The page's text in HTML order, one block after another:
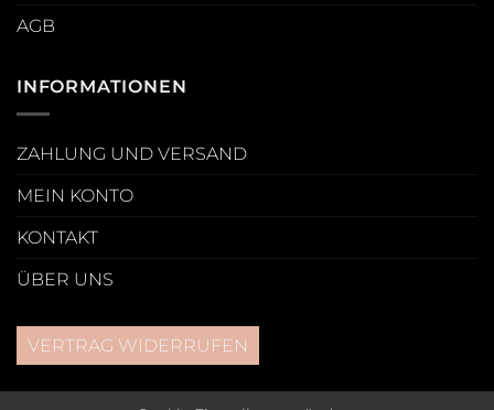
AGB
INFORMATIONEN
ZAHLUNG UND VERSAND
MEIN KONTO
KONTAKT
ÜBER UNS
VERTRAG WIDERRUFEN